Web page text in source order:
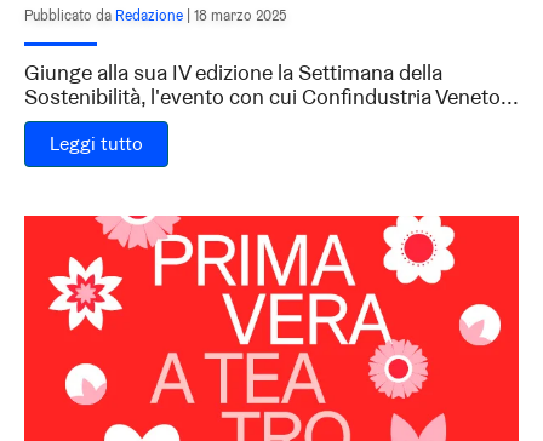
Pubblicato da Redazione 18 marzo 2025
Giunge alla sua IV edizione la Settimana della
Sostenibilità, l'evento con cui Confindustria Veneto...
Leggi tutto